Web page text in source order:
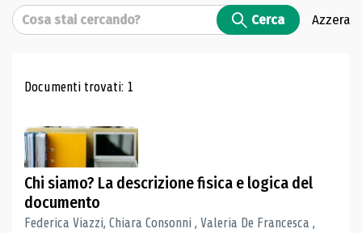
Cerca Cerca Azzera
Risultati di ricerca
Documenti trovati: 1
Chi siamo? La descrizione fisica e logica del
documento
Federica Viazzi, Chiara Consonni , Valeria De Francesca ,